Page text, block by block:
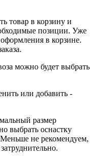
товар в корзину и
позиции. Уже
в корзине.
можно будет выбрать
или добавить -
размер
выбрать оснастку
не рекомендуем,